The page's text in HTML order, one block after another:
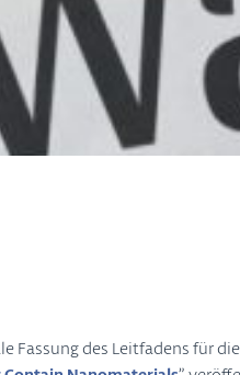
Fassung des Leitfadens für